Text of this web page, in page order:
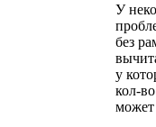
У
без
у
кол-
может